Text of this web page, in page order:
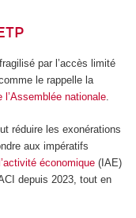
par l’accès limité
le rappelle la
l’Assemblée nationale.
réduire les exonérations
aux impératifs
économique(IAE)
depuis 2023, tout en